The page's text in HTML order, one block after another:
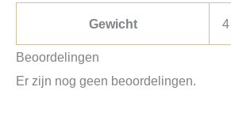
Gewicht
Beoordelingen
Er zijn nog geen beoordelingen.